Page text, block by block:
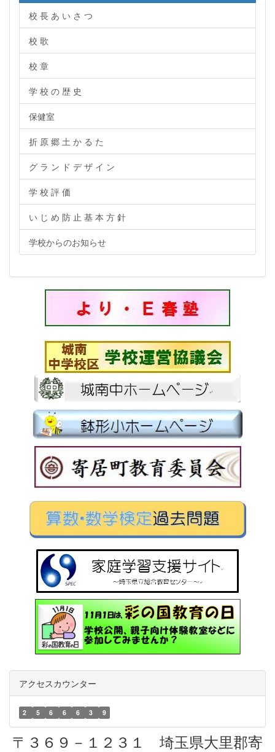
校 長 あ い さ つ
校 歌
校 章
学 校 の 歴 史
保健室
折 原 郷 土 か る た
グ ラ ン ド デ ザ イ ン
学 校 評 価
い じ め 防 止 基 本 方 針
学校からのお知らせ
アクセスカウンター
2 5 6 6 6 3 9
〒３６９－１２３１ 埼玉県大里郡寄